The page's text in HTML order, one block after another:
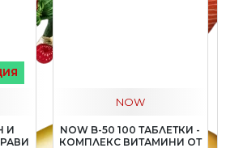
И
NOW
NOW B-50 100 ТАБЛЕТКИ -
КОМПЛЕКС ВИТАМИНИ ОТ